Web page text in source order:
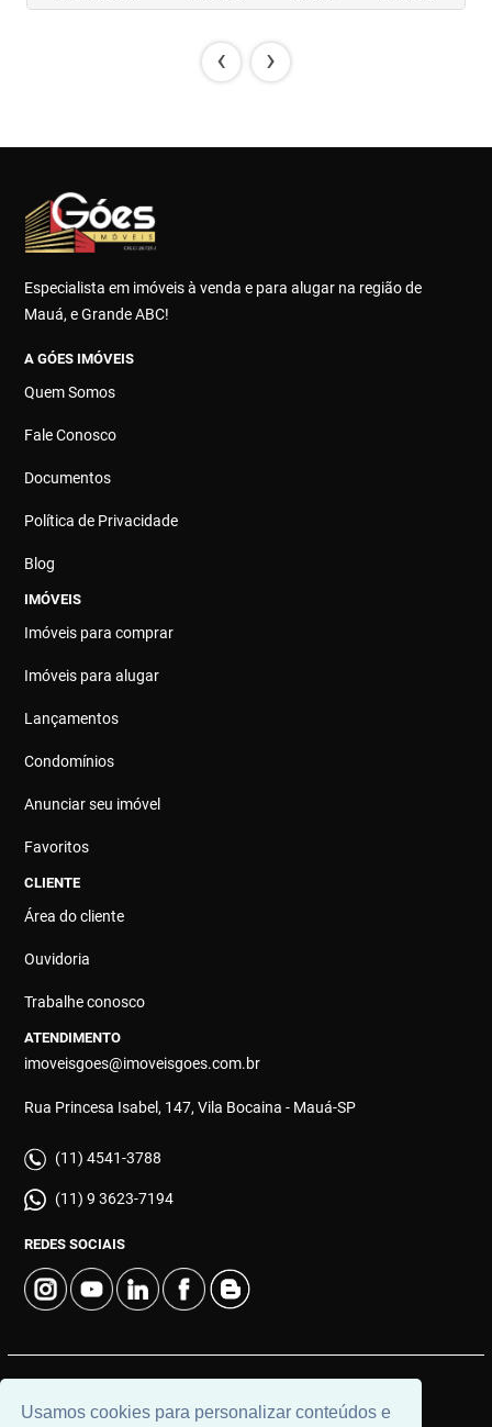
Usamos cookies para personalizar conteúdos e
‹ ›
Especialista em imóveis à venda e para alugar na região de
Mauá, e Grande ABC!
A GÓES IMÓVEIS
Quem Somos
Fale Conosco
Documentos
Política de Privacidade
Blog
IMÓVEIS
Imóveis para comprar
Imóveis para alugar
Lançamentos
Condomínios
Anunciar seu imóvel
Favoritos
CLIENTE
Área do cliente
Ouvidoria
Trabalhe conosco
ATENDIMENTO
imoveisgoes@imoveisgoes.com.br
Rua Princesa Isabel, 147, Vila Bocaina - Mauá-SP
(11) 4541-3788
(11) 9 3623-7194
REDES SOCIAIS
Universal Software.